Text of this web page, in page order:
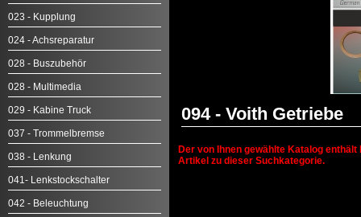
023 - Kupplung
024 - Achsreparatur
028 - Buszubehör
028 - Multimedia
029 - Kabine Truck
037 - Trommelbremse
038 - Lenkung
041- Lenkstockschalter
042 - Beleuchtung
094 - Voith Getriebe
Der von Ihnen gewählte Katalog
Artikel zu dieser Suchkategorie.